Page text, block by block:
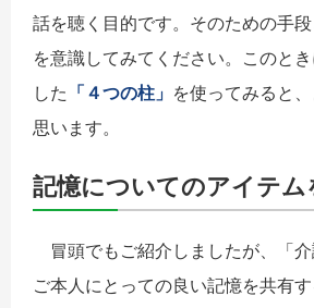
話を聴く目的です。そのための手
を意識してみてください。このと
した 「４つの柱」 を使ってみると
思います。
記憶についてのアイテム
冒頭でもご紹介しましたが、「
ご本人にとっての良い記憶を共有